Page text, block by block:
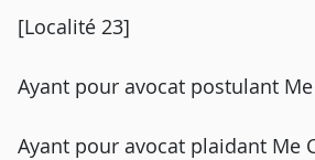
[Localité 23]
Ayant pour avocat postulant Me
Ayant pour avocat plaidant Me